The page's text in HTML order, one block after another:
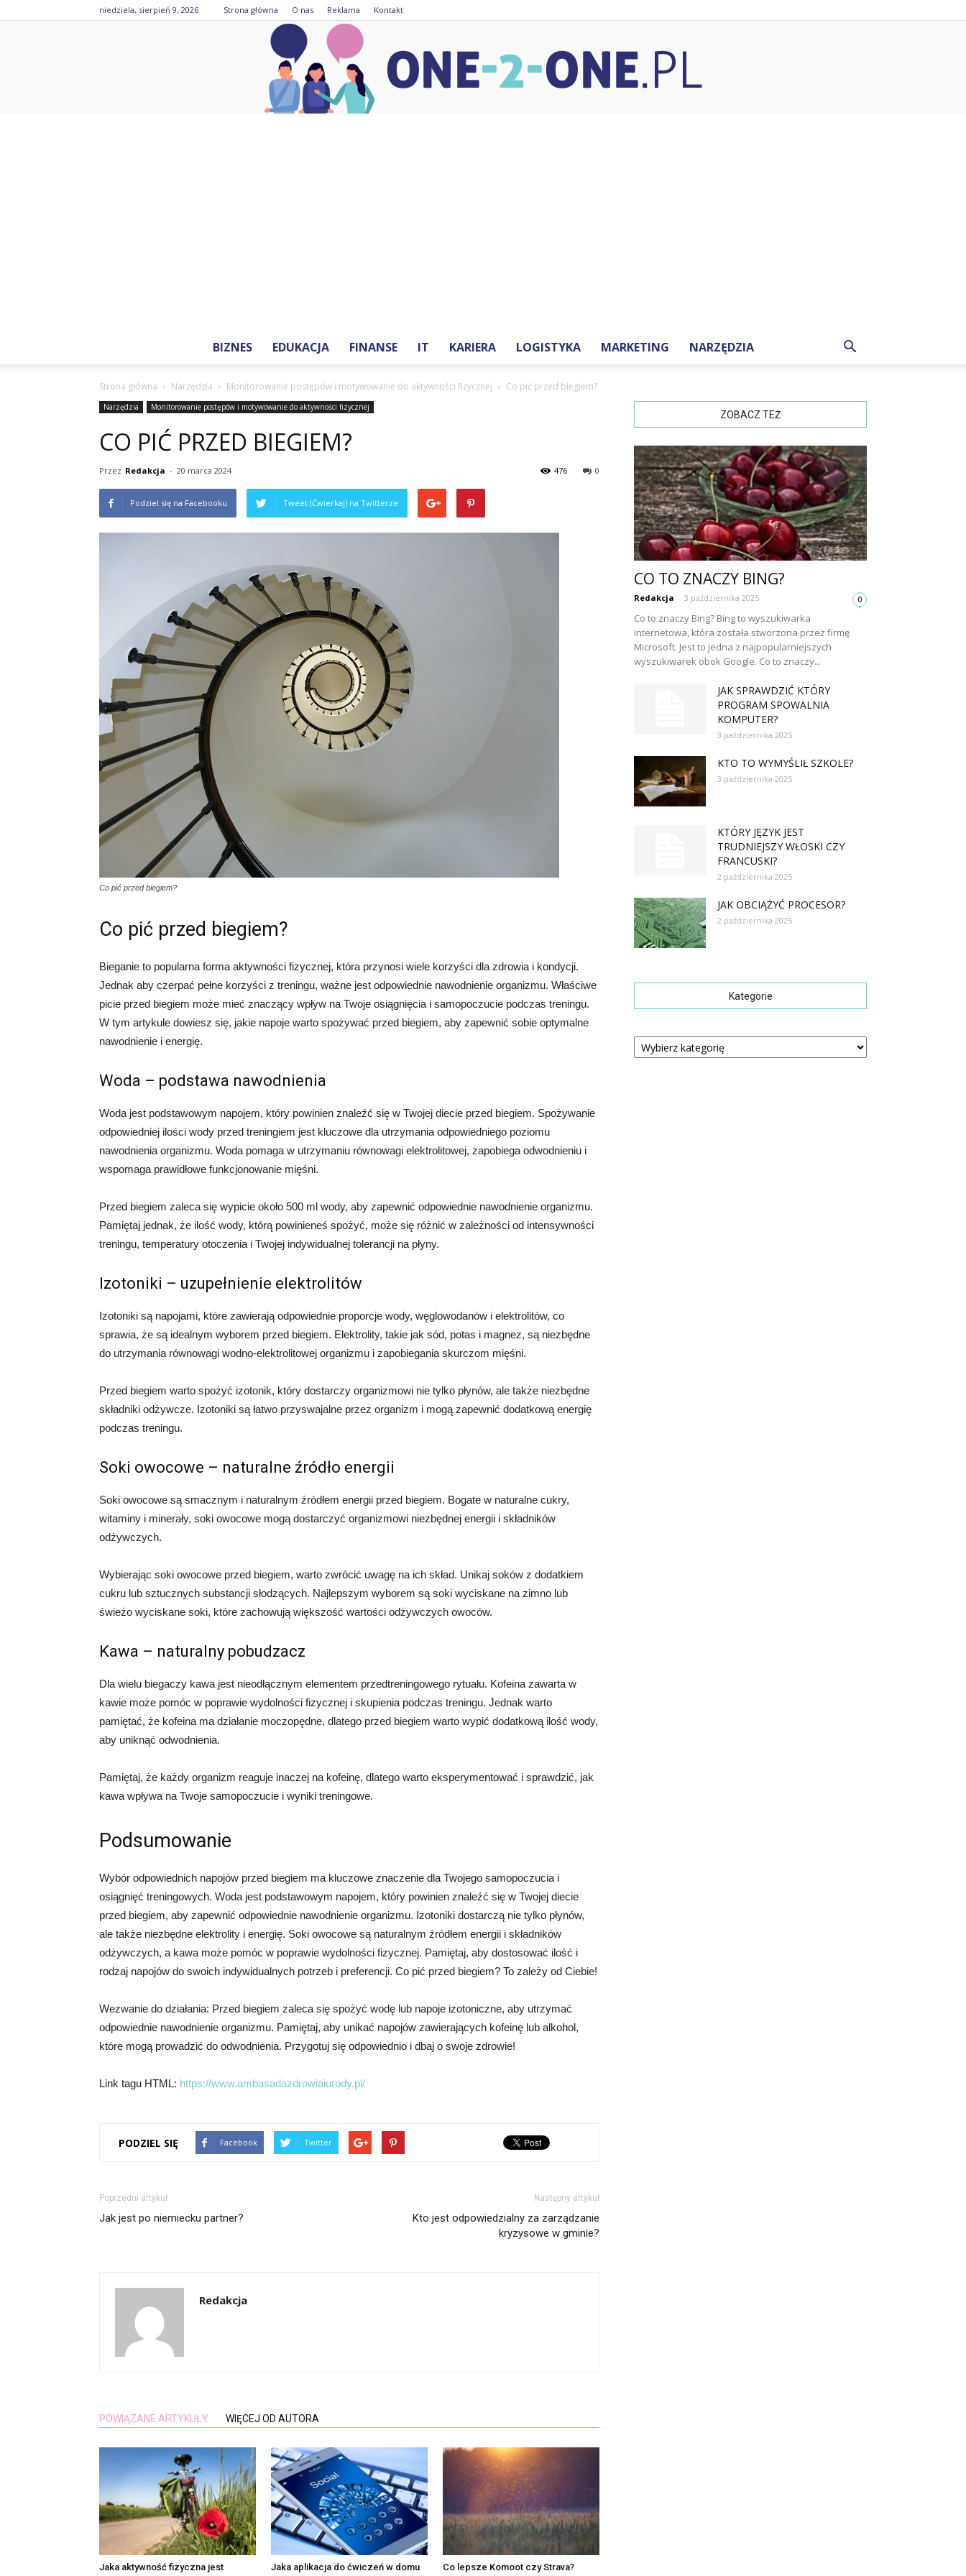
niedziela, sierpień 9, 2026 Strona główna O nas Reklama Kontakt
one.pl
BIZNES EDUKACJA FINANSE IT KARIERA LOGISTYKA MARKETING NARZĘDZIA
Strona główna Narzędzia Monitorowanie postępów i motywowanie do aktywności fizycznej Co pić przed biegiem?
Narzędzia Monitorowanie postępów i motywowanie do aktywności fizycznej
CO PIĆ PRZED BIEGIEM?
Przez Redakcja - 20 marca 2024 0
476
Podziel się na Facebooku Tweet (Ćwierkaj) na Twitterze
Co pić przed biegiem?
Co pić przed biegiem?
Bieganie to popularna forma aktywności fizycznej, która przynosi wiele korzyści dla zdrowia i kondycji.
Jednak aby czerpać pełne korzyści z treningu, ważne jest odpowiednie nawodnienie organizmu. Właściwe
picie przed biegiem może mieć znaczący wpływ na Twoje osiągnięcia i samopoczucie podczas treningu.
W tym artykule dowiesz się, jakie napoje warto spożywać przed biegiem, aby zapewnić sobie optymalne
nawodnienie i energię.
Woda – podstawa nawodnienia
Woda jest podstawowym napojem, który powinien znaleźć się w Twojej diecie przed biegiem. Spożywanie
odpowiedniej ilości wody przed treningiem jest kluczowe dla utrzymania odpowiedniego poziomu
nawodnienia organizmu. Woda pomaga w utrzymaniu równowagi elektrolitowej, zapobiega odwodnieniu i
wspomaga prawidłowe funkcjonowanie mięśni.
Przed biegiem zaleca się wypicie około 500 ml wody, aby zapewnić odpowiednie nawodnienie organizmu.
Pamiętaj jednak, że ilość wody, którą powinieneś spożyć, może się różnić w zależności od intensywności
treningu, temperatury otoczenia i Twojej indywidualnej tolerancji na płyny.
Izotoniki – uzupełnienie elektrolitów
Izotoniki są napojami, które zawierają odpowiednie proporcje wody, węglowodanów i elektrolitów, co
sprawia, że są idealnym wyborem przed biegiem. Elektrolity, takie jak sód, potas i magnez, są niezbędne
do utrzymania równowagi wodno-elektrolitowej organizmu i zapobiegania skurczom mięśni.
Przed biegiem warto spożyć izotonik, który dostarczy organizmowi nie tylko płynów, ale także niezbędne
składniki odżywcze. Izotoniki są łatwo przyswajalne przez organizm i mogą zapewnić dodatkową energię
podczas treningu.
Soki owocowe – naturalne źródło energii
Soki owocowe są smacznym i naturalnym źródłem energii przed biegiem. Bogate w naturalne cukry,
witaminy i minerały, soki owocowe mogą dostarczyć organizmowi niezbędnej energii i składników
odżywczych.
Wybierając soki owocowe przed biegiem, warto zwrócić uwagę na ich skład. Unikaj soków z dodatkiem
cukru lub sztucznych substancji słodzących. Najlepszym wyborem są soki wyciskane na zimno lub
świeżo wyciskane soki, które zachowują większość wartości odżywczych owoców.
Kawa – naturalny pobudzacz
Dla wielu biegaczy kawa jest nieodłącznym elementem przedtreningowego rytuału. Kofeina zawarta w
kawie może pomóc w poprawie wydolności fizycznej i skupienia podczas treningu. Jednak warto
pamiętać, że kofeina ma działanie moczopędne, dlatego przed biegiem warto wypić dodatkową ilość wody,
aby uniknąć odwodnienia.
Pamiętaj, że każdy organizm reaguje inaczej na kofeinę, dlatego warto eksperymentować i sprawdzić, jak
kawa wpływa na Twoje samopoczucie i wyniki treningowe.
Podsumowanie
Wybór odpowiednich napojów przed biegiem ma kluczowe znaczenie dla Twojego samopoczucia i
osiągnięć treningowych. Woda jest podstawowym napojem, który powinien znaleźć się w Twojej diecie
przed biegiem, aby zapewnić odpowiednie nawodnienie organizmu. Izotoniki dostarczą nie tylko płynów,
ale także niezbędne elektrolity i energię. Soki owocowe są naturalnym źródłem energii i składników
odżywczych, a kawa może pomóc w poprawie wydolności fizycznej. Pamiętaj, aby dostosować ilość i
rodzaj napojów do swoich indywidualnych potrzeb i preferencji. Co pić przed biegiem? To zależy od Ciebie!
Wezwanie do działania: Przed biegiem zaleca się spożyć wodę lub napoje izotoniczne, aby utrzymać
odpowiednie nawodnienie organizmu. Pamiętaj, aby unikać napojów zawierających kofeinę lub alkohol,
które mogą prowadzić do odwodnienia. Przygotuj się odpowiednio i dbaj o swoje zdrowie!
Link tagu HTML: https://www.ambasadazdrowiaiurody.pl/
PODZIEL SIĘ Facebook Twitter
Poprzedni artykuł
Jak jest po niemiecku partner?
Następny artykuł
Kto jest odpowiedzialny za zarządzanie
kryzysowe w gminie?
Redakcja
POWIĄZANE ARTYKUŁY WIĘCEJ OD AUTORA
Jaka aktywność fizyczna jest Jaka aplikacja do ćwiczeń w domu Co lepsze Komoot czy Strava?
ZOBACZ TEŻ
CO TO ZNACZY BING?
Redakcja - 3 października 2025 0
Co to znaczy Bing? Bing to wyszukiwarka
internetowa, która została stworzona przez firmę
Microsoft. Jest to jedna z najpopularniejszych
wyszukiwarek obok Google. Co to znaczy...
JAK SPRAWDZIĆ KTÓRY
PROGRAM SPOWALNIA
KOMPUTER?
3 października 2025
KTO TO WYMYŚLIŁ SZKOLE?
3 października 2025
KTÓRY JĘZYK JEST
TRUDNIEJSZY WŁOSKI CZY
FRANCUSKI?
2 października 2025
JAK OBCIĄŻYĆ PROCESOR?
2 października 2025
Kategorie
Kategorie